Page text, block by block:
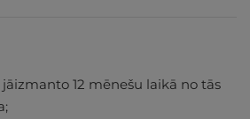
12 mēnešu laikā no tās